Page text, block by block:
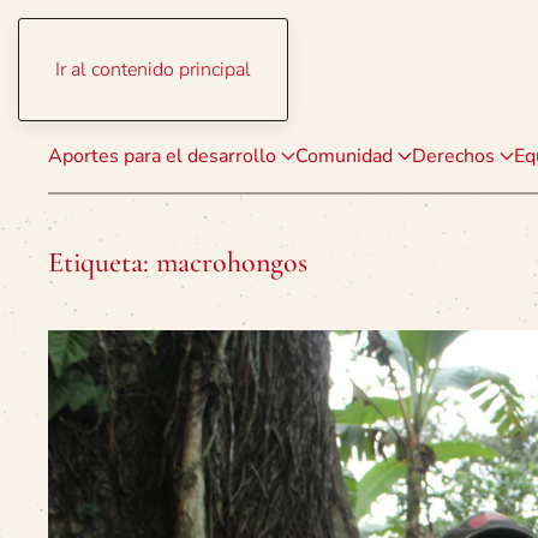
Ir al contenido principal
Aportes para el desarrollo Comunidad Derechos
Etiqueta: macrohongos